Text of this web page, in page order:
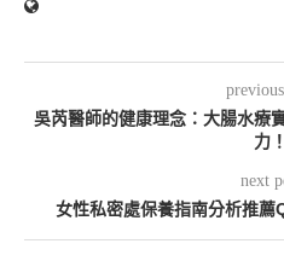
吳芮醫師的健康理念：大腸水療
力！
next
女性私密處保養指南分析推薦